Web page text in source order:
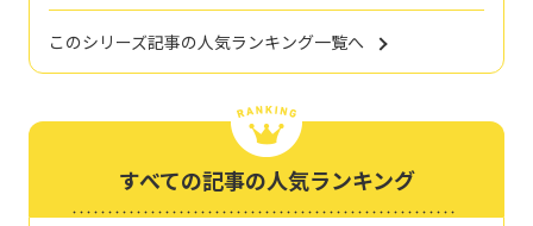
このシリーズ記事の人気ランキング一覧へ
すべての記事の人気ランキング